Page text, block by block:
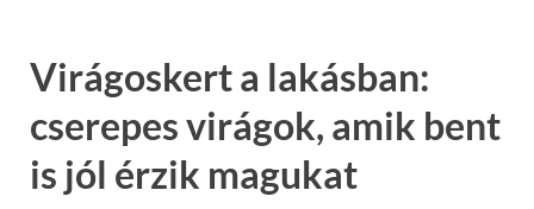
Virágoskert a lakásban:
cserepes virágok, amik bent
is jól érzik magukat